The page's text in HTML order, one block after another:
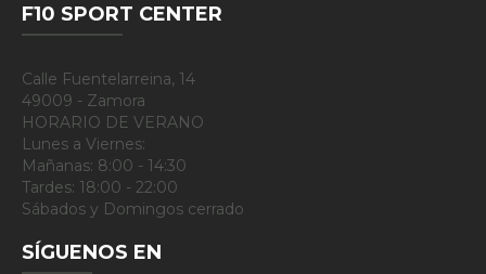
F10 SPORT CENTER
Calle Fuentelarreina, 14
49009 - Zamora
HORARIO DE VERANO
Lunes a Viernes:
Mañanas: 8:00 - 14:30
Tardes: 18:00 - 22:00
Sábados y Domingos cerrado
SÍGUENOS EN